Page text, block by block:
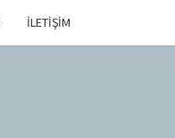
İLETIŞIM